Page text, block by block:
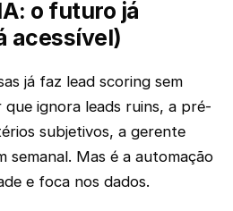
o futuro já
acessível)
já faz lead scoring sem
ignora leads ruins, a pré-
subjetivos, a gerente
semanal. Mas é a automação
e foca nos dados.